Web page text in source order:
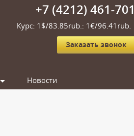
+7 (4212) 461-701
Курс: 1$/83.85rub.: 1€/96.41rub.
Заказать звонок
Новости